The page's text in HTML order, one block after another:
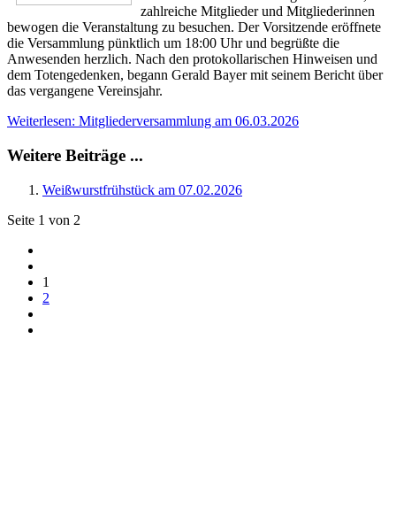
zahlreiche Mitglieder und Mitgliederinnen
bewogen die Veranstaltung zu besuchen. Der Vorsitzende eröffnete
die Versammlung pünktlich um 18:00 Uhr und begrüßte die
Anwesenden herzlich. Nach den protokollarischen Hinweisen und
dem Totengedenken, begann Gerald Bayer mit seinem Bericht über
das vergangene Vereinsjahr.
Weiterlesen: Mitgliederversammlung am 06.03.2026
Weitere Beiträge ...
Weißwurstfrühstück am 07.02.2026
Seite 1 von 2
1
2